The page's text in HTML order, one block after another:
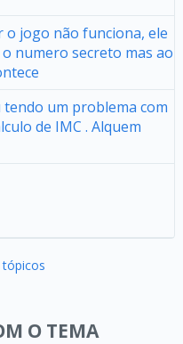
o jogo não funciona, ele
numero secreto mas ao
um problema com
de IMC . Alquem
O TEMA